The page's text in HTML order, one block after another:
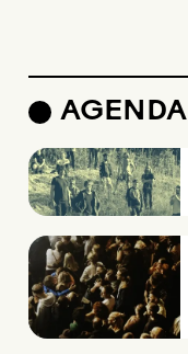
AGENDA